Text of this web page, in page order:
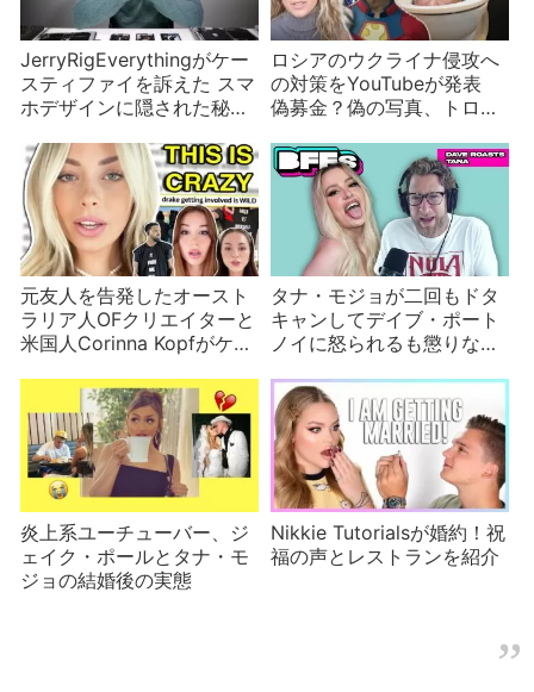
JerryRigEverythingがケー
スティファイを訴えた スマ
ホデザインに隠された秘密
ロシアのウクライナ侵攻へ
の対策をYouTubeが発表
偽募金？偽の写真、トロー
プーチンの母
元友人を告発したオースト
ラリア人OFクリエイターと
米国人Corinna Kopfがケン
タナ・モジョが二回もドタ
キャンしてデイブ・ポート
ノイに怒られるも懲りない
炎上系ユーチューバー、ジ
ェイク・ポールとタナ・モ
ジョの結婚後の実態
Nikkie Tutorialsが婚約！祝
福の声とレストランを紹介